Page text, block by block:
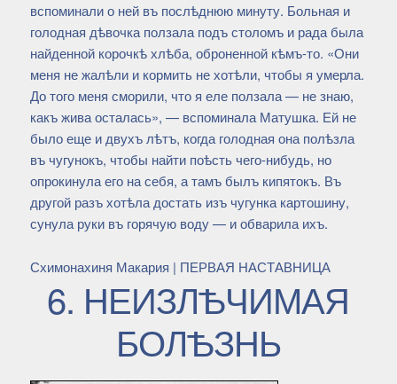
вспоминали о ней въ послѣднюю минуту. Больная и
голодная дѣвочка ползала подъ столомъ и рада была
найденной корочкѣ хлѣба, оброненной кѣмъ-то. «Они
меня не жалѣли и кормить не хотѣли, чтобы я умерла.
До того меня сморили, что я еле ползала — не знаю,
какъ жива осталась», — вспоминала Матушка. Ей не
было еще и двухъ лѣтъ, когда голодная она полѣзла
въ чугунокъ, чтобы найти поѣсть чего-нибудь, но
опрокинула его на себя, а тамъ былъ кипятокъ. Въ
другой разъ хотѣла достать изъ чугунка картошину,
сунула руки въ горячую воду — и обварила ихъ.
Схимонахиня Макария | ПЕРВАЯ НАСТАВНИЦА
6. НЕИЗЛѢЧИМАЯ
БОЛѢЗНЬ